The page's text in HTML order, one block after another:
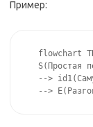
Пример:
flowchart
S(Простая
-->
-->